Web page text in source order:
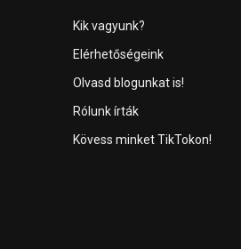
Kik vagyunk?
Elérhetőségeink
Olvasd blogunkat is!
Rólunk írták
Kövess minket TikTokon!